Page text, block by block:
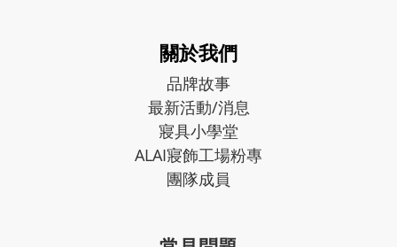
關於我們
品牌故事
最新活動/消息
寢具小學堂
ALAI寢飾工場粉專
團隊成員